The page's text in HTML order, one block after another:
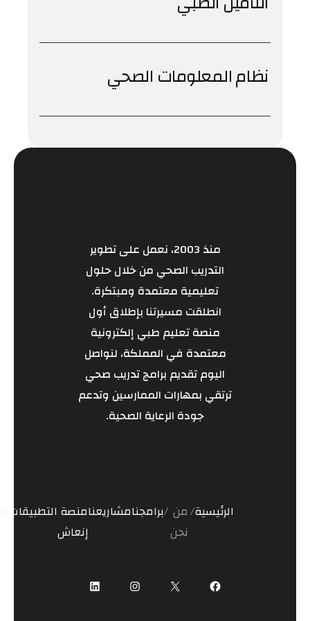
نظام المعلومات الصحي
منذ 2003، نعمل على تطوير
التدريب الصحي من خلال حلول
تعليمية معتمدة ومبتكرة.
انطلقت مسيرتنا بإطلاق أول
منصة تعليم طبي إلكترونية
معتمدة في المملكة، لنواصل
اليوم تقديم برامج تدريب صحي
ترتقي بمهارات الممارسين وتدعم
جودة الرعاية الصحية.
الرئيسية من
نحن
برامجنامشاريعنامنصة
إنعاش
التطبيقات